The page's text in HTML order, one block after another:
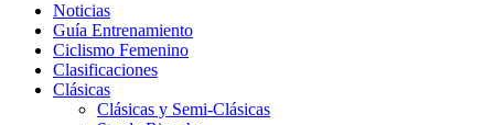
Noticias
Guía Entrenamiento
Ciclismo Femenino
Clasificaciones
Clásicas
Clásicas y Semi-Clásicas